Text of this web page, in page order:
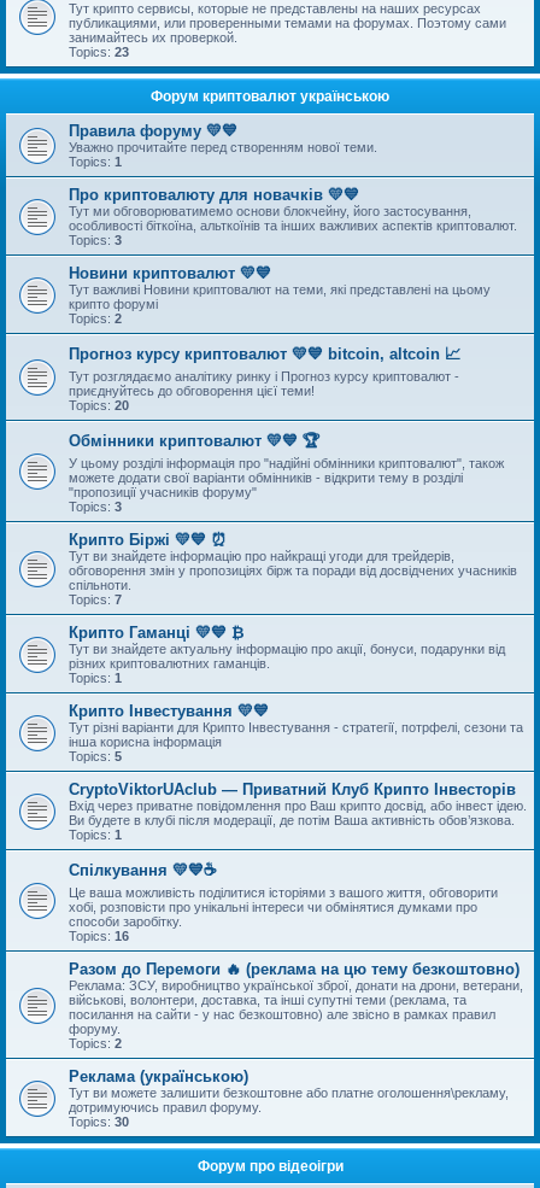
Тут крипто сервисы, которые не представлены на наших ресурсах
публикациями, или проверенными темами на форумах. Поэтому сами
занимайтесь их проверкой.
Topics: 23
Форум криптовалют українською
Правила форуму 💛💙
Уважно прочитайте перед створенням нової теми.
Topics: 1
Про криптовалюту для новачків 💛💙
Тут ми обговорюватимемо основи блокчейну, його застосування,
особливості біткоїна, альткоїнів та інших важливих аспектів криптовалют.
Topics: 3
Новини криптовалют 💛💙
Тут важливі Новини криптовалют на теми, які представлені на цьому
крипто форумі
Topics: 2
Прогноз курсу криптовалют 💛💙 bitcoin, altcoin 📈
Тут розглядаємо аналітику ринку і Прогноз курсу криптовалют -
приєднуйтесь до обговорення цієї теми!
Topics: 20
Обмінники криптовалют 💛💙 🏆
У цьому розділі інформація про "надійні обмінники криптовалют", також
можете додати свої варіанти обмінників - відкрити тему в розділі
"пропозиції учасників форуму"
Topics: 3
Крипто Біржі 💛💙 ⏰
Тут ви знайдете інформацію про найкращі угоди для трейдерів,
обговорення змін у пропозиціях бірж та поради від досвідчених учасників
спільноти.
Topics: 7
Крипто Гаманці 💛💙 ₿
Тут ви знайдете актуальну інформацію про акції, бонуси, подарунки від
різних криптовалютних гаманців.
Topics: 1
Крипто Інвестування 💛💙
Тут різні варіанти для Крипто Інвестування - стратегії, потрфелі, сезони та
інша корисна інформація
Topics: 5
CryptoViktorUAclub — Приватний Клуб Крипто Інвесторів
Вхід через приватне повідомлення про Ваш крипто досвід, або інвест ідею.
Ви будете в клубі після модерації, де потім Ваша активність обов’язкова.
Topics: 1
Спілкування 💛💙☕
Це ваша можливість поділитися історіями з вашого життя, обговорити
хобі, розповісти про унікальні інтереси чи обмінятися думками про
способи заробітку.
Topics: 16
Разом до Перемоги 🔥 (реклама на цю тему безкоштовно)
Реклама: ЗСУ, виробництво української зброї, донати на дрони, ветерани,
військові, волонтери, доставка, та інші супутні теми (реклама, та
посилання на сайти - у нас безкоштовно) але звісно в рамках правил
форуму.
Topics: 2
Реклама (українською)
Тут ви можете залишити безкоштовне або платне оголошення\рекламу,
дотримуючись правил форуму.
Topics: 30
Форум про відеоігри